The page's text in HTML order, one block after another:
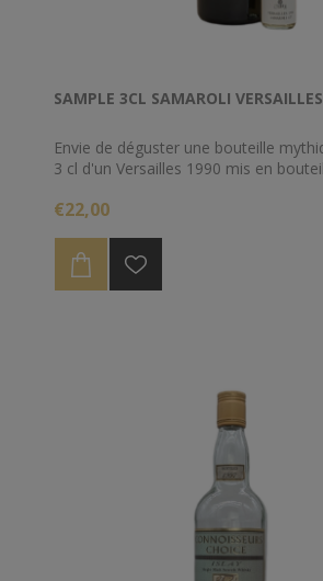
SAMPLE 3CL SAMAROLI
Envie de déguster une bouteille
3 cl d'un Versailles 1990 mis en
€22,00